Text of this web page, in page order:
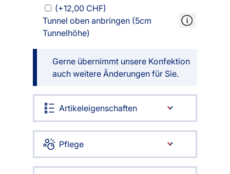
(+12,00 CHF)
Tunnel oben anbringen (5cm
Tunnelhöhe)
Gerne übernimmt unsere Konfektion
auch weitere Änderungen für Sie.
Artikeleigenschaften
Pflege